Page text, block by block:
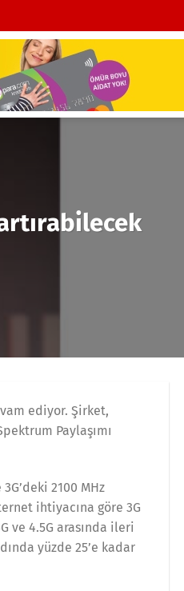
ediyor. Şirket,
Paylaşımı
2100 MHz
ihtiyacına göre 3G
ve 4.5G arasında ileri
yüzde 25’e kadar